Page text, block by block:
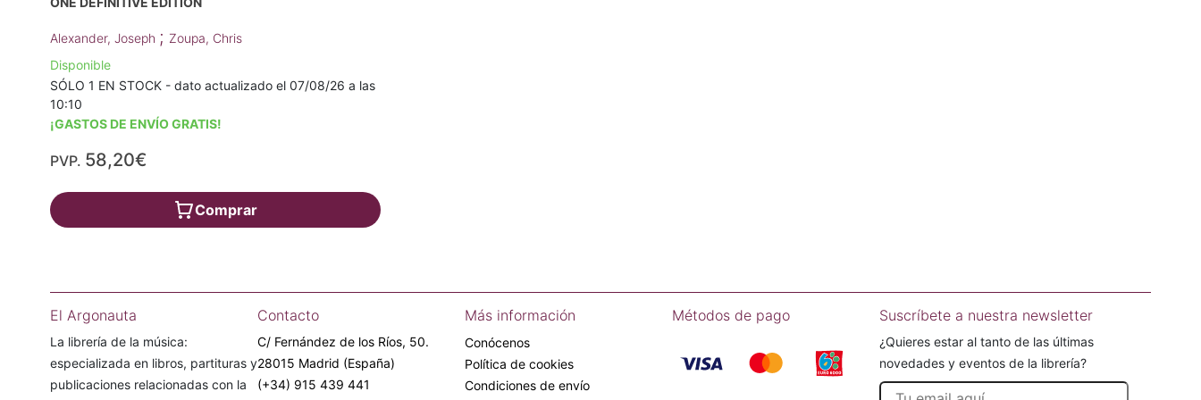
Alexander, Joseph ; Zoupa, Chris
Disponible
SÓLO 1 EN STOCK - dato actualizado el 07/08/26 a las
10:10
¡GASTOS DE ENVÍO GRATIS!
PVP. 58,20€
Comprar
El Argonauta
La librería de la música:
especializada en libros, partituras y
publicaciones relacionadas con la
Contacto
C/ Fernández de los Ríos, 50.
28015 Madrid (España)
(+34) 915 439 441
Más información
Conócenos
Política de cookies
Condiciones de envío
Métodos de pago Suscríbete a nuestra newsletter
¿Quieres estar al tanto de las últimas
novedades y eventos de la librería?